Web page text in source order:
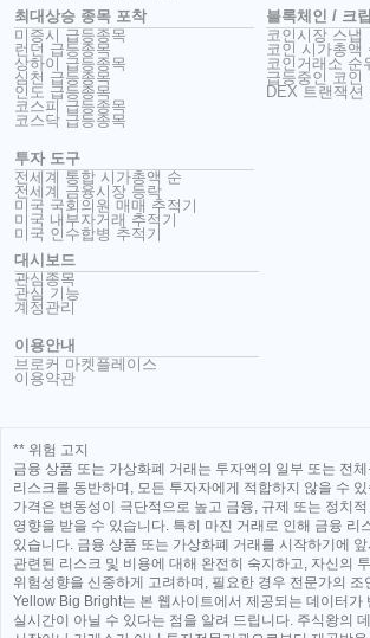
최대상승 종목 포착
미증시 급등종목
런던 급등종목
상하이 급등종목
심천 급등종목
인도 급등종목
코스피 급등종목
코스닥 급등종목
투자 도구
전세계 통합 시가총액 순
전세계 금융시장 등락
미국 국회의원 매매 추적기
미국 내부자거래 추적기
미국 인수합병 추적기
블록체인 / 크
코인시장 스냅
코인 시가총액
코인거래소 순
급등중인 코인
DEX 트랜잭션
대시보드
관심종목
관심 기능
계정관리
이용안내
브로커 마켓플레이스
이용약관
** 위험 고지
금융 상품 또는 가상화폐 거래는 투자액의 일부 또는 전
리스크를 동반하며, 모든 투자자에게 적합하지 않을 수
가격은 변동성이 극단적으로 높고 금융, 규제 또는 정치
영향을 받을 수 있습니다. 특히 마진 거래로 인해 금융 리
있습니다. 금융 상품 또는 가상화폐 거래를 시작하기에
관련된 리스크 및 비용에 대해 완전히 숙지하고, 자신의
위험성향을 신중하게 고려하며, 필요한 경우 전문가의 조
Yellow Big Bright는 본 웹사이트에서 제공되는 데이터가
실시간이 아닐 수 있다는 점을 알려 드립니다. 주식왕의